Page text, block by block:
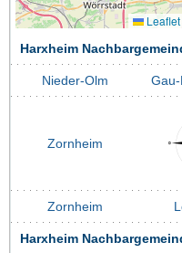
Leaflet
Harxheim
Nieder-Olm
Zornheim
Zornheim
Harxheim